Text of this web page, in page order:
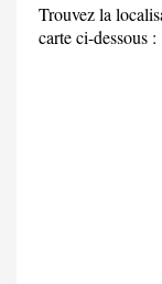
Trouvez la
carte ci-dessous :